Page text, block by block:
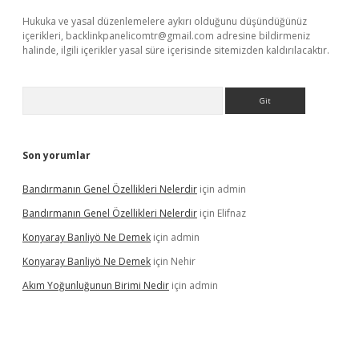
Hukuka ve yasal düzenlemelere aykırı olduğunu düşündüğünüz
içerikleri, backlinkpanelicomtr@gmail.com adresine bildirmeniz
halinde, ilgili içerikler yasal süre içerisinde sitemizden kaldırılacaktır.
Son yorumlar
Bandırmanın Genel Özellikleri Nelerdir için admin
Bandırmanın Genel Özellikleri Nelerdir için Elifnaz
Konyaray Banliyö Ne Demek için admin
Konyaray Banliyö Ne Demek için Nehir
Akım Yoğunluğunun Birimi Nedir için admin